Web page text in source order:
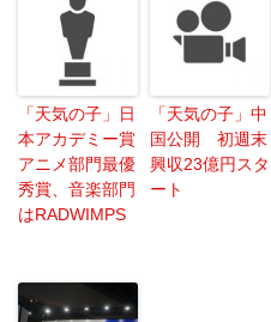
「天気の子」日
本アカデミー賞
アニメ部門最優
秀賞、音楽部門
はRADWIMPS
「天気の子」中
国公開 初週末
興収23億円スタ
ート